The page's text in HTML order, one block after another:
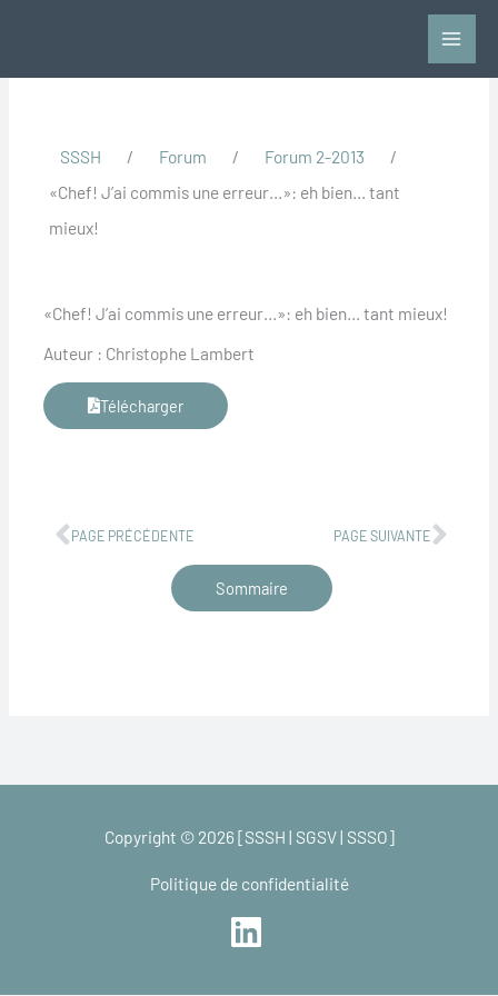
SSSH / Forum / Forum 2-2013
/
«Chef! J’ai commis une erreur…»: eh bien… tant
mieux!
«Chef! J’ai commis une erreur…»: eh bien… tant mieux!
Auteur : Christophe Lambert
Télécharger
PAGE PRÉCÉDENTE PAGE SUIVANTE
Sommaire
Copyright © 2026 [SSSH | SGSV | SSSO]
Politique de confidentialité